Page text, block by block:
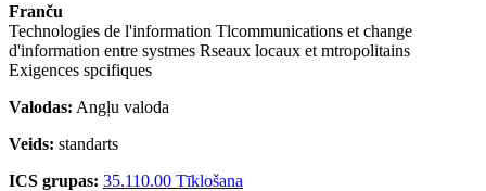
Franču
Technologies de l'information Tlcommunications et change
d'information entre systmes Rseaux locaux et mtropolitains
Exigences spcifiques
Valodas: Angļu valoda
Veids: standarts
ICS grupas: 35.110.00 Tīklošana